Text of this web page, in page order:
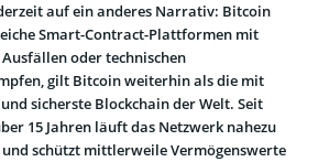
auf ein anderes Narrativ: Bitcoin
Smart-Contract-Plattformen mit
oder technischen
gilt Bitcoin weiterhin als die mit
sicherste Blockchain der Welt. Seit
15 Jahren läuft das Netzwerk nahezu
schützt mittlerweile Vermögenswerte